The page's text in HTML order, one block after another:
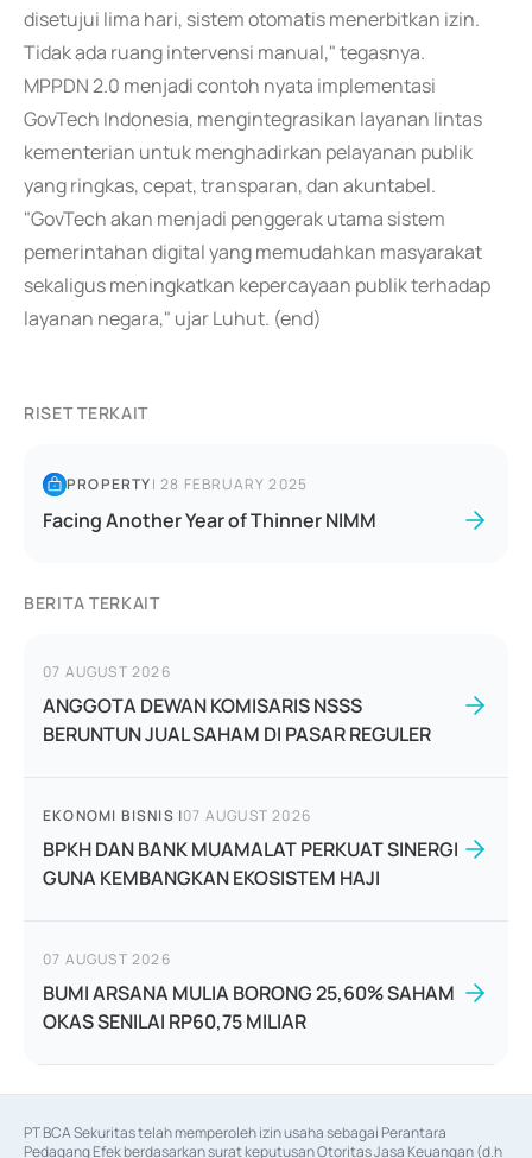
disetujui lima hari, sistem otomatis menerbitkan izin.
Tidak ada ruang intervensi manual," tegasnya.
MPPDN 2.0 menjadi contoh nyata implementasi
GovTech Indonesia, mengintegrasikan layanan lintas
kementerian untuk menghadirkan pelayanan publik
yang ringkas, cepat, transparan, dan akuntabel.
"GovTech akan menjadi penggerak utama sistem
pemerintahan digital yang memudahkan masyarakat
sekaligus meningkatkan kepercayaan publik terhadap
layanan negara," ujar Luhut. (end)
RISET TERKAIT
PROPERTY|28 FEBRUARY 2025
Facing Another Year of Thinner NIMM
BERITA TERKAIT
07 AUGUST 2026
ANGGOTA DEWAN KOMISARIS NSSS
BERUNTUN JUAL SAHAM DI PASAR REGULER
EKONOMI BISNIS |07 AUGUST 2026
BPKH DAN BANK MUAMALAT PERKUAT SINERGI
GUNA KEMBANGKAN EKOSISTEM HAJI
07 AUGUST 2026
BUMI ARSANA MULIA BORONG 25,60% SAHAM
OKAS SENILAI RP60,75 MILIAR
PT BCA Sekuritas telah memperoleh izin usaha sebagai Perantara
Pedagang Efek berdasarkan surat keputusan Otoritas Jasa Keuangan (d.h